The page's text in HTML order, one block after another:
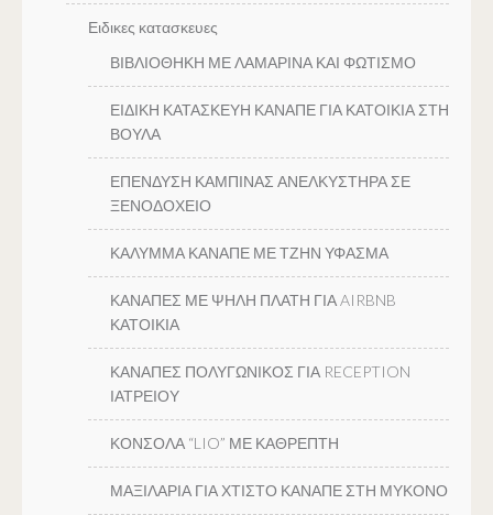
Ειδικες κατασκευες
ΒΙΒΛΙΟΘΗΚΗ ΜΕ ΛΑΜΑΡΙΝΑ ΚΑΙ ΦΩΤΙΣΜΟ
ΕΙΔΙΚΗ ΚΑΤΑΣΚΕΥΗ ΚΑΝΑΠΕ ΓΙΑ ΚΑΤΟΙΚΙΑ ΣΤΗ
ΒΟΥΛΑ
ΕΠΕΝΔΥΣΗ ΚΑΜΠΙΝΑΣ ΑΝΕΛΚΥΣΤΗΡΑ ΣΕ
ΞΕΝΟΔΟΧΕΙΟ
ΚΑΛΥΜΜΑ ΚΑΝΑΠΕ ΜΕ ΤΖΗΝ ΥΦΑΣΜΑ
ΚΑΝΑΠΕΣ ΜΕ ΨΗΛΗ ΠΛΑΤΗ ΓΙΑ AIRBNB
ΚΑΤΟΙΚΙΑ
ΚΑΝΑΠΕΣ ΠΟΛΥΓΩΝΙΚΟΣ ΓΙΑ RECEPTION
ΙΑΤΡΕΙΟΥ
ΚΟΝΣΟΛΑ “LIO” ΜΕ ΚΑΘΡΕΠΤΗ
ΜΑΞΙΛΑΡΙΑ ΓΙΑ ΧΤΙΣΤΟ ΚΑΝΑΠΕ ΣΤΗ ΜΥΚΟΝΟ